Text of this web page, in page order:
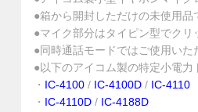
●箱から開封しただけの未使用品
●マイク部分はタイピン型でクリ
●同時通話モードではご使用いた
●以下のアイコム製の特定小電力
・ IC-4100 / IC-4100D / IC-4110
・ IC-4110D / IC-4188D